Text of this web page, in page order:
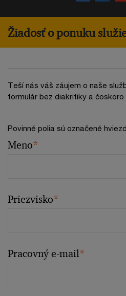
Žiadosť o ponuku
Teší nás váš záujem o naše
formulár bez diakritiky a čoskoro
Povinné polia sú označené
Meno*
Priezvisko*
Pracovný e-mail*